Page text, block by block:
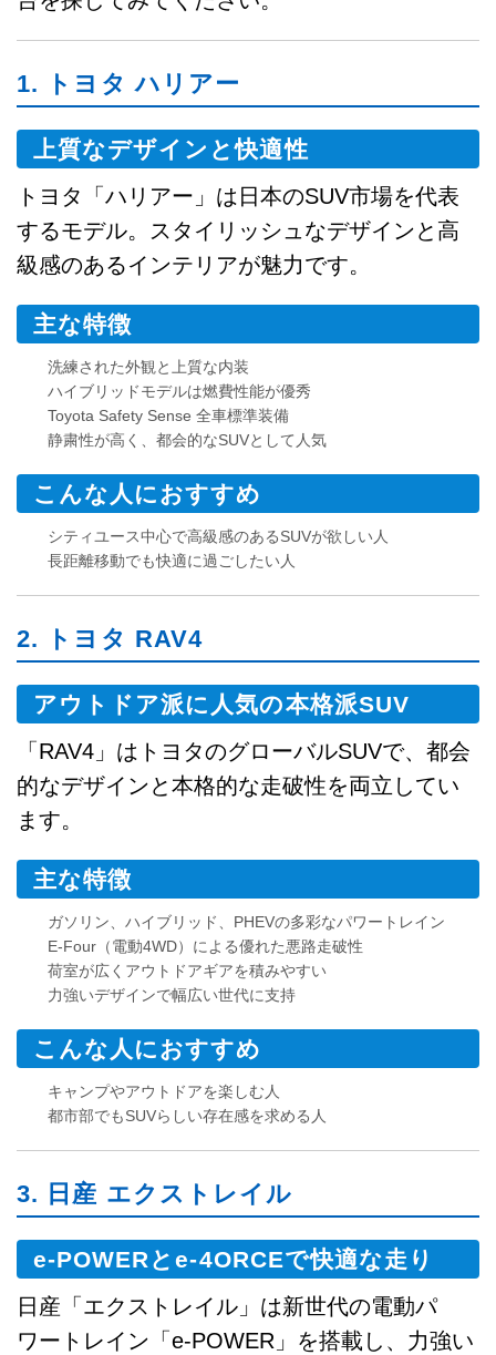
1. トヨタ ハリアー
上質なデザインと快適性
トヨタ「ハリアー」は日本のSUV市場を代表
するモデル。スタイリッシュなデザインと高
級感のあるインテリアが魅力です。
主な特徴
洗練された外観と上質な内装
ハイブリッドモデルは燃費性能が優秀
Toyota Safety Sense 全車標準装備
静粛性が高く、都会的なSUVとして人気
こんな人におすすめ
シティユース中心で高級感のあるSUVが欲しい人
長距離移動でも快適に過ごしたい人
2. トヨタ RAV4
アウトドア派に人気の本格派SUV
「RAV4」はトヨタのグローバルSUVで、都会
的なデザインと本格的な走破性を両立してい
ます。
主な特徴
ガソリン、ハイブリッド、PHEVの多彩なパワートレイン
E-Four（電動4WD）による優れた悪路走破性
荷室が広くアウトドアギアを積みやすい
力強いデザインで幅広い世代に支持
こんな人におすすめ
キャンプやアウトドアを楽しむ人
都市部でもSUVらしい存在感を求める人
3. 日産 エクストレイル
e-POWERとe-4ORCEで快適な走り
日産「エクストレイル」は新世代の電動パ
ワートレイン「e-POWER」を搭載し、力強い